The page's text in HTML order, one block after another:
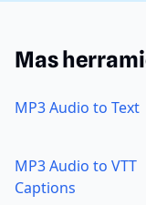
Mas
MP3 Audio to Text
MP3 Audio to VTT
Captions